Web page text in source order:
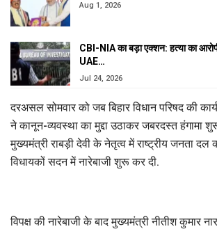
Aug 1, 2026
CBI-NIA का बड़ा एक्शन: हत्या का
UAE…
Jul 24, 2026
दरअसल सोमवार को जब बिहार विधान परिषद की
ने कानून-व्यवस्था का मुद्दा उठाकर जबरदस्त हंगामा
मुख्यमंत्री राबड़ी देवी के नेतृत्व में राष्ट्रीय जनता दल
विधायकों सदन में नारेबाजी शुरू कर दी.
विपक्ष की नारेबाजी के बाद मुख्यमंत्री नीतीश कुमार